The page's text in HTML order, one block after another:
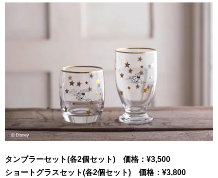
タンブラーセット(各2個セット) 価格： ¥3,500
ショートグラスセット(各2個セット) 価格： ¥3,800